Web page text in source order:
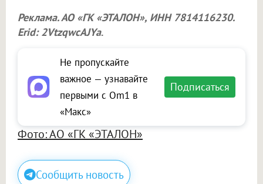
Реклама. АО «ГК «ЭТАЛОН», ИНН 7814116230.
Erid: 2VtzqwcAJYa.
Не пропускайте
важное — узнавайте
первыми с Om1 в
«Макс»
Подписаться
Фото: АО «ГК «ЭТАЛОН»
Сообщить новость